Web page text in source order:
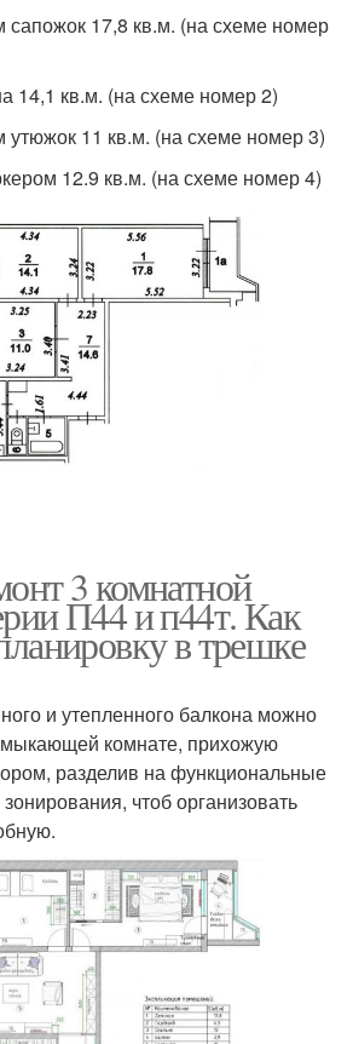
сапожок 17,8 кв.м. (на схеме номер
14,1 кв.м. (на схеме номер 2)
утюжок 11 кв.м. (на схеме номер 3)
12.9 кв.м. (на схеме номер 4)
3 комнатной
П44 и п44т. Как
в трешке
и утепленного балкона можно
комнате, прихожую
разделив на функциональные
чтоб организовать